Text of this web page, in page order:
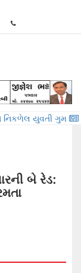
યુવતી ગુમ
બે રેડ: